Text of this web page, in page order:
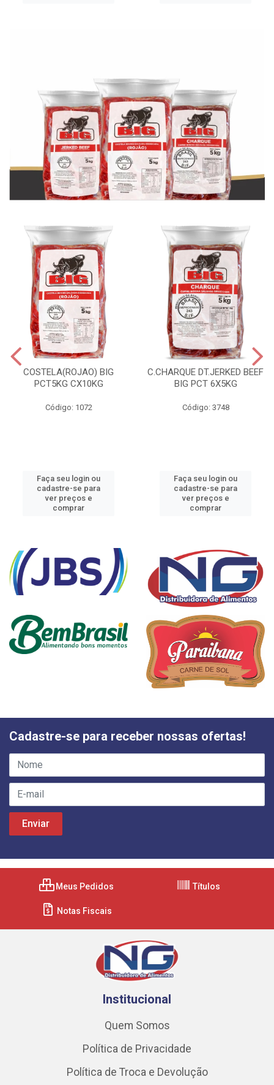
COSTELA(ROJAO) BIG
PCT5KG CX10KG
Código: 1072
Faça seu login ou
cadastre-se para
ver preços e
comprar
C.CHARQUE DT.JERKED BEEF
BIG PCT 6X5KG
Código: 3748
Faça seu login ou
cadastre-se para
ver preços e
comprar
Cadastre-se para receber nossas ofertas!
Meus Pedidos Títulos
Notas Fiscais
Institucional
Quem Somos
Política de Privacidade
Política de Troca e Devolução